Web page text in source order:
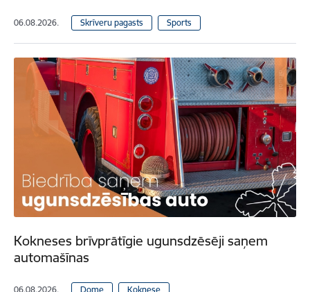
06.08.2026. Skrīveru pagasts Sports
Kokneses brīvprātīgie ugunsdzēsēji saņem
automašīnas
06.08.2026. Dome Koknese